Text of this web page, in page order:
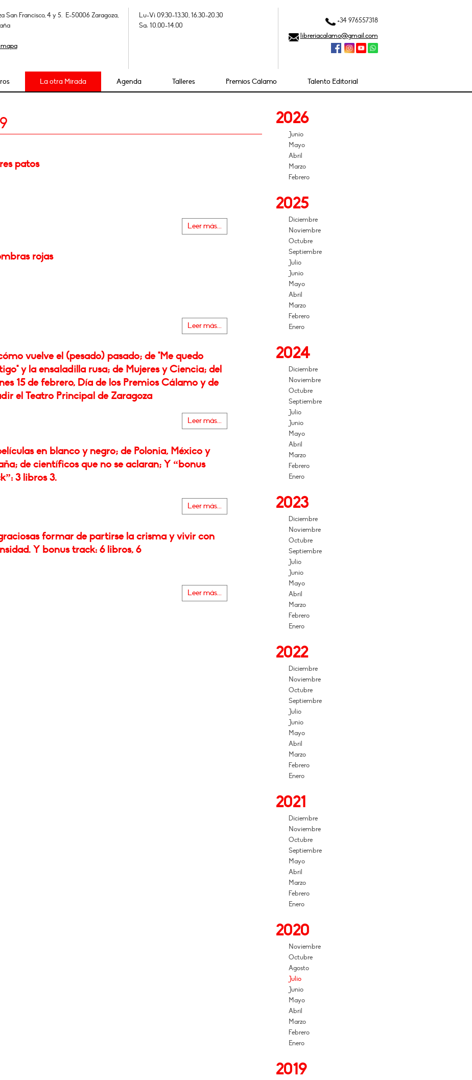
San Francisco, 4 y 5. E-50006 Zaragoza,
Lu-Vi 09.30-13.30, 16.30-20.30
Sa: 10.00-14.00
+34 976557318
libreriacalamo@gmail.com
La otra Mirada Agenda Talleres Premios Cálamo Talento Editorial
patos
Leer más...
rojas
Leer más...
vuelve el (pesado) pasado; de "Me quedo
y la ensaladilla rusa; de Mujeres y Ciencia; del
15 de febrero, Día de los Premios Cálamo y de
el Teatro Principal de Zaragoza
Leer más...
en blanco y negro; de Polonia, México y
de científicos que no se aclaran; Y “bonus
3 libros 3.
Leer más...
formar de partirse la crisma y vivir con
Y bonus track: 6 libros, 6
Leer más...
2026
Junio
Mayo
Abril
Marzo
Febrero
2025
Diciembre
Noviembre
Octubre
Septiembre
Julio
Junio
Mayo
Abril
Marzo
Febrero
Enero
2024
Diciembre
Noviembre
Octubre
Septiembre
Julio
Junio
Mayo
Abril
Marzo
Febrero
Enero
2023
Diciembre
Noviembre
Octubre
Septiembre
Julio
Junio
Mayo
Abril
Marzo
Febrero
Enero
2022
Diciembre
Noviembre
Octubre
Septiembre
Julio
Junio
Mayo
Abril
Marzo
Febrero
Enero
2021
Diciembre
Noviembre
Octubre
Septiembre
Mayo
Abril
Marzo
Febrero
Enero
2020
Noviembre
Octubre
Agosto
Julio
Junio
Mayo
Abril
Marzo
Febrero
Enero
2019